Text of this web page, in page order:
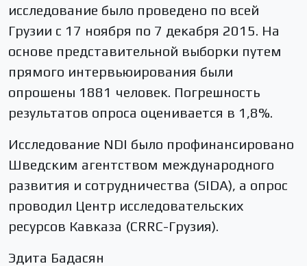
исследование было проведено по всей
Грузии с 17 ноября по 7 декабря 2015. На
основе представительной выборки путем
прямого интервьюирования были
опрошены 1881 человек. Погрешность
результатов опроса оценивается в 1,8%.
Исследование NDI было профинансировано
Шведским агентством международного
развития и сотрудничества (SIDA), а опрос
проводил Центр исследовательских
ресурсов Кавказа (CRRC-Грузия).
Эдита Бадасян